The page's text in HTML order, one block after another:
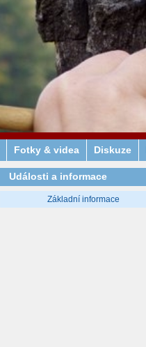
Fotky & videa Diskuze
Události a informace
Základní informace